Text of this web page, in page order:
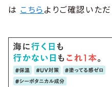
は こちらよりご確認いただ